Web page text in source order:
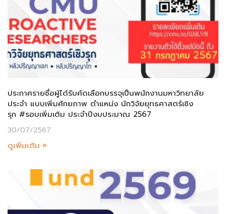
ประกาศรายชื่อผู้ได้รับคัดเลือกบรรจุเป็นพนักงานมหาวิทยาลัย
ประจำ แบบเพิ่มศักยภาพ ตำแหน่ง นักวิจัยยุทธศาสตร์เชิง
รุก #รอบเพิ่มเติม ประจำปีงบประมาณ 2567
30/07/2567
ดูเพิ่มเติม »